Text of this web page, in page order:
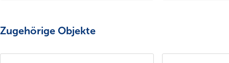
Zugehörige Objekte